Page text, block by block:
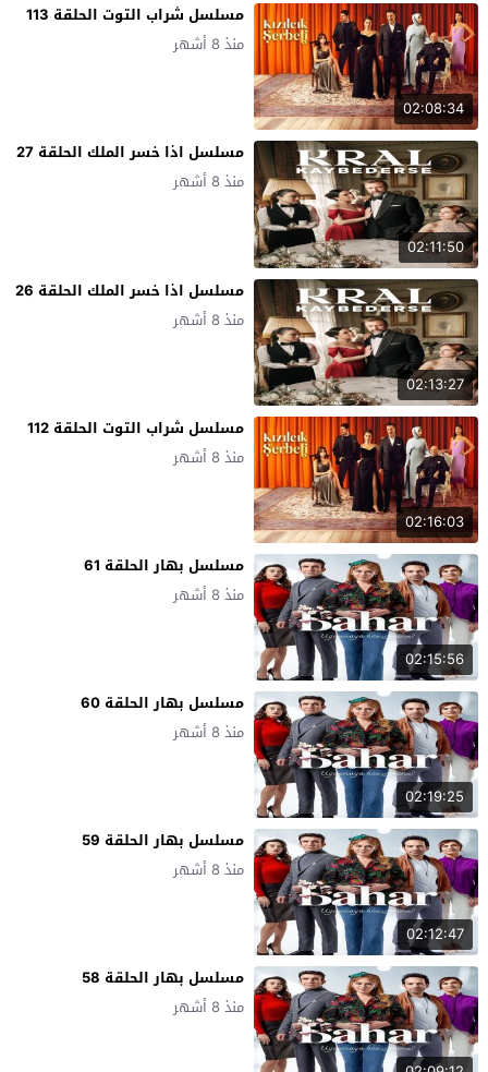
02:08:34
مسلسل شراب التوت الحلقة 113
منذ 8 أشهر
02:11:50
مسلسل اذا خسر الملك الحلقة 27
منذ 8 أشهر
02:13:27
مسلسل اذا خسر الملك الحلقة 26
منذ 8 أشهر
02:16:03
مسلسل شراب التوت الحلقة 112
منذ 8 أشهر
02:15:56
مسلسل بهار الحلقة 61
منذ 8 أشهر
02:19:25
مسلسل بهار الحلقة 60
منذ 8 أشهر
02:12:47
مسلسل بهار الحلقة 59
منذ 8 أشهر
مسلسل بهار الحلقة 58
منذ 8 أشهر